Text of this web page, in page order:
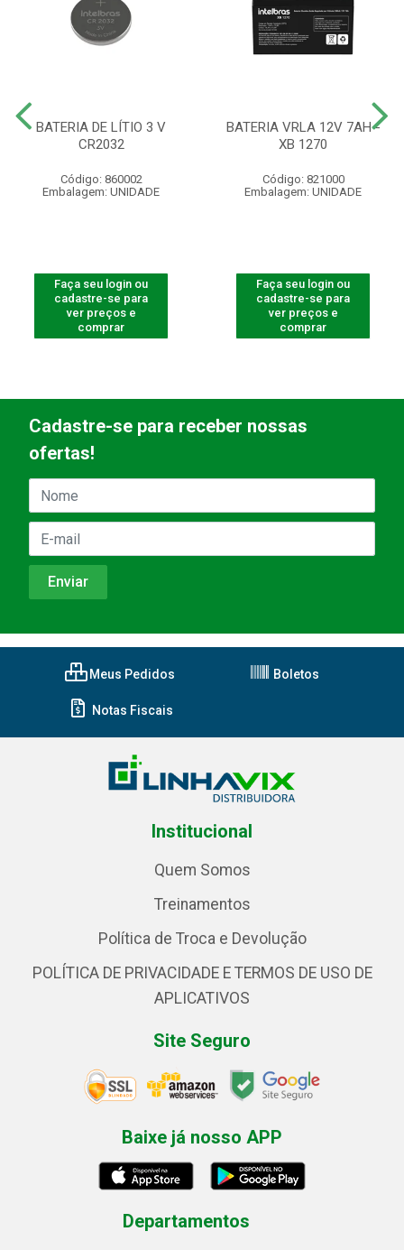
BATERIA DE LÍTIO 3 V
CR2032
Código: 860002
Embalagem: UNIDADE
Faça seu login ou
cadastre-se para
ver preços e
comprar
BATERIA VRLA 12V 7AH -
XB 1270
Código: 821000
Embalagem: UNIDADE
Faça seu login ou
cadastre-se para
ver preços e
comprar
Cadastre-se para receber nossas
ofertas!
Meus Pedidos Boletos
Notas Fiscais
Institucional
Quem Somos
Treinamentos
Política de Troca e Devolução
POLÍTICA DE PRIVACIDADE E TERMOS DE USO DE
APLICATIVOS
Site Seguro
Baixe já nosso APP
Departamentos